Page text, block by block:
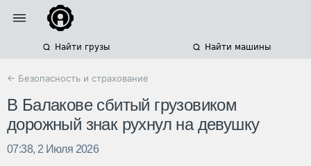
Найти грузы Найти машины
← Безопасность и страхование
В Балакове сбитый грузовиком
дорожный знак рухнул на девушку
07:38, 2 Июля 2026